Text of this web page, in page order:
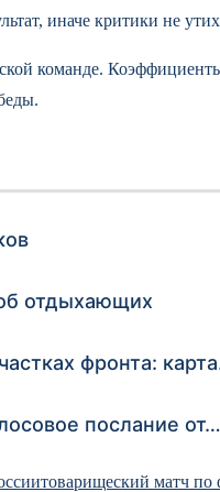
иначе критики не
команде.
отдыхающих
фронта:
послание от…
товарищеский матч по